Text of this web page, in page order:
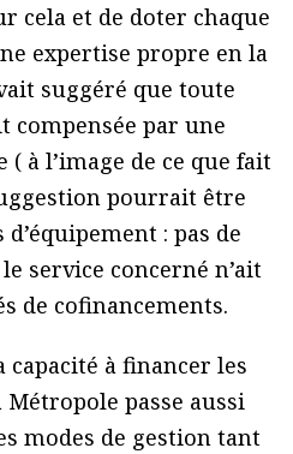
cela et de doter chaque
expertise propre en la
suggéré que toute
compensée par une
à l’image de ce que fait
pourrait être
: pas de
service concerné n’ait
de cofinancements.
capacité à financer les
passe aussi
modes de gestion tant